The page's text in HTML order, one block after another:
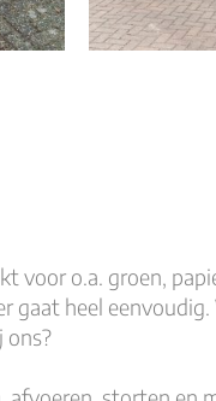
voor o.a. groen,
gaat heel eenvoudig.
ons?